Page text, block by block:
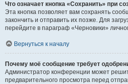
Что означает кнопка «Сохранить» при
Эта кнопка позволяет вам сохранять
закончить и отправить их позже. Для
перейдите в параграф «Черновики»
Вернуться к началу
Почему моё сообщение требует
Администратор конференции может
предварительного просмотра перед